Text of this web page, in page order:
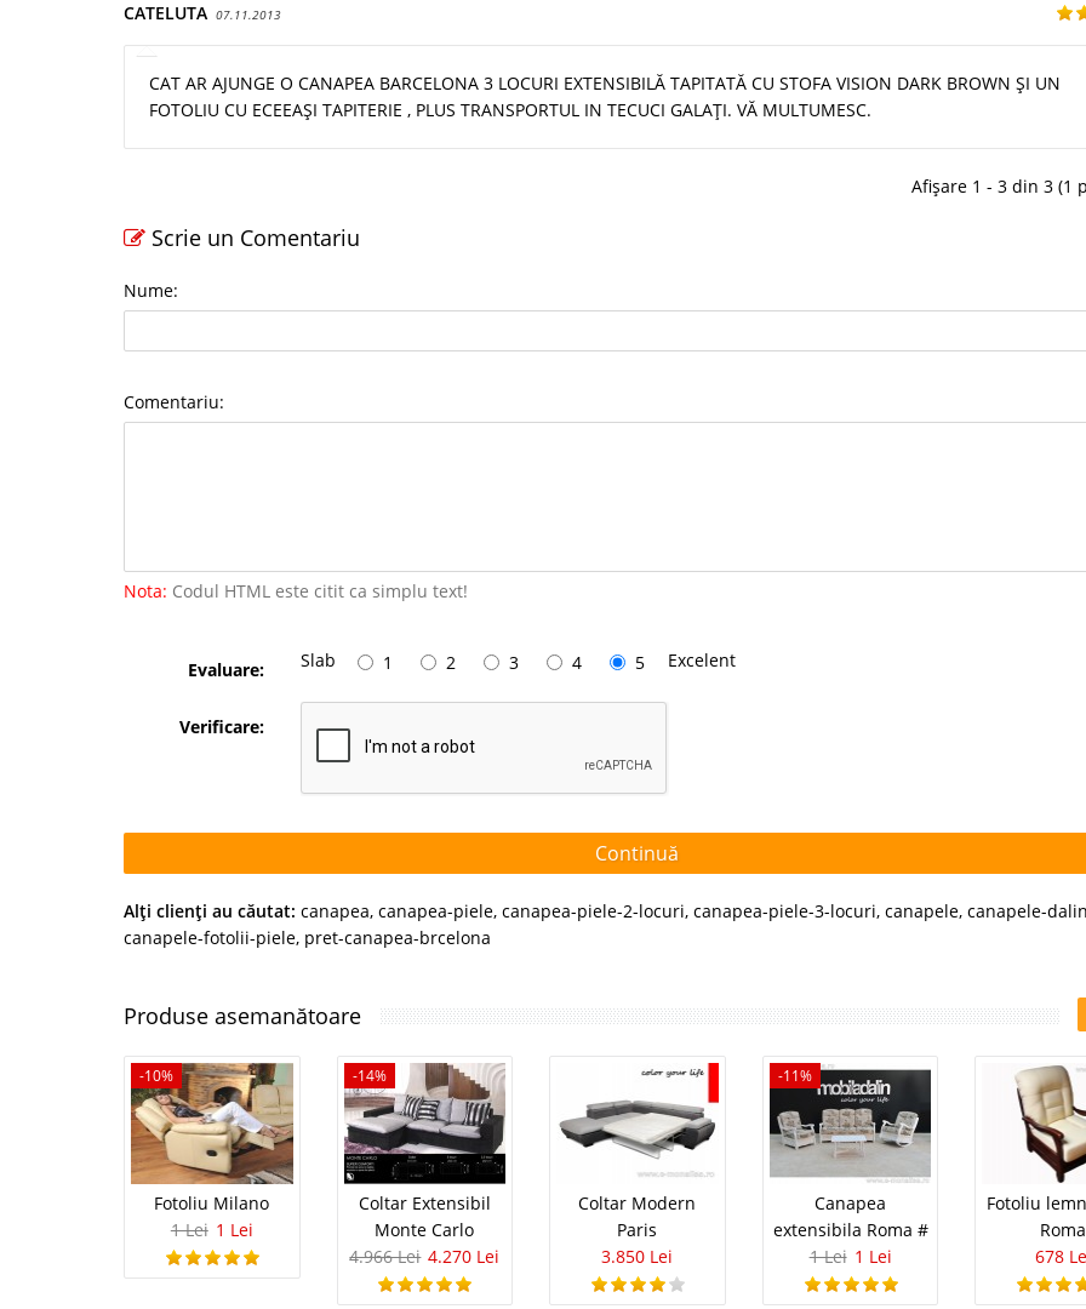
CATELUTA 07.11.2013
CAT AR AJUNGE O CANAPEA BARCELONA 3 LOCURI EXTENSIBILĂ TAPITATĂ CU STOFA VISION DARK BROWN ŞI UN
FOTOLIU CU ECEEAŞI TAPITERIE , PLUS TRANSPORTUL IN TECUCI GALAŢI. VĂ MULTUMESC.
Afișare 1 - 3 din 3 (1
Scrie un Comentariu
Nume:
Comentariu:
Nota: Codul HTML este citit ca simplu text!
Evaluare: Slab 1 2 3 4 5 Excelent
Verificare:
Continuă
Alţi clienţi au căutat: canapea, canapea-piele, canapea-piele-2-locuri, canapea-piele-3-locuri, canapele, canapele-
canapele-fotolii-piele, pret-canapea-brcelona
Produse asemanătoare
-10%
Fotoliu Milano
1 Lei 1 Lei
-14%
Coltar Extensibil
Monte Carlo
4.966 Lei 4.270 Lei
Coltar Modern
Paris
3.850 Lei
-11%
Canapea
extensibila Roma #
1 Lei 1 Lei
Fotoliu
Roma
678